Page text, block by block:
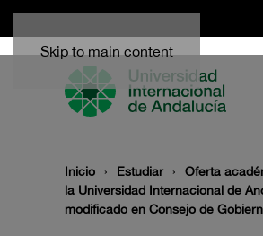
Skip to main content
Inicio Estudiar Oferta
la Universidad Internacional de
modificado en Consejo de